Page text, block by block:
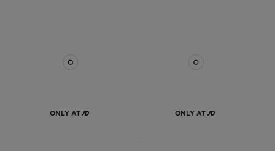
ONLY AT ONLY AT